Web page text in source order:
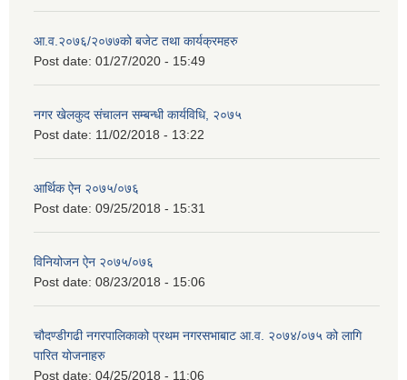
आ.व.२०७६/२०७७को बजेट तथा कार्यक्रमहरु
Post date: 01/27/2020 - 15:49
नगर खेलकुद संचालन सम्बन्धी कार्यविधि, २०७५
Post date: 11/02/2018 - 13:22
आर्थिक ऐन २०७५/०७६
Post date: 09/25/2018 - 15:31
विनियोजन ऐन २०७५/०७६
Post date: 08/23/2018 - 15:06
चौदण्डीगढी नगरपालिकाको प्रथम नगरसभाबाट आ.व. २०७४/०७५ को लागि
पारित योजनाहरु
Post date: 04/25/2018 - 11:06